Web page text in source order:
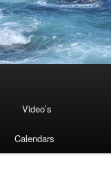
Video’s
Calendars